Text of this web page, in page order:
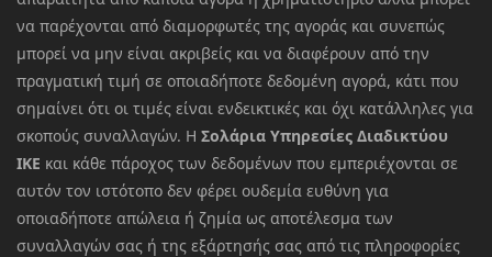
να παρέχονται από διαμορφωτές της αγοράς και συνεπώς
μπορεί να μην είναι ακριβείς και να διαφέρουν από την
πραγματική τιμή σε οποιαδήποτε δεδομένη αγορά, κάτι που
σημαίνει ότι οι τιμές είναι ενδεικτικές και όχι κατάλληλες για
σκοπούς συναλλαγών. Η Σολάρια Υπηρεσίες Διαδικτύου
ΙΚΕ και κάθε πάροχος των δεδομένων που εμπεριέχονται σε
αυτόν τον ιστότοπο δεν φέρει ουδεμία ευθύνη για
οποιαδήποτε απώλεια ή ζημία ως αποτέλεσμα των
συναλλαγών σας ή της εξάρτησής σας από τις πληροφορίες